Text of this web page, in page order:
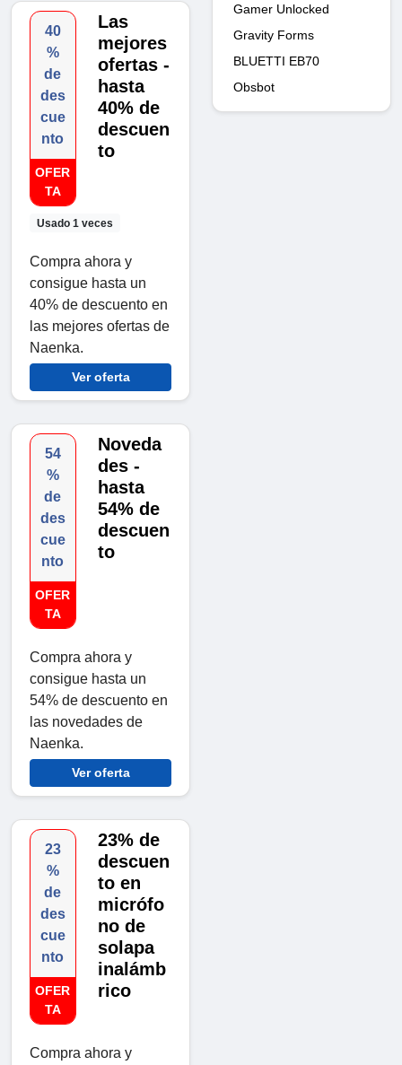
40
%
de
des
cue
nto
OFER
TA
Usado 1 veces
Las
mejores
ofertas -
hasta
40% de
descuen
to
Compra ahora y
consigue hasta un
40% de descuento en
las mejores ofertas de
Naenka.
Ver oferta
54
%
de
des
cue
nto
OFER
TA
Noveda
des -
hasta
54% de
descuen
to
Compra ahora y
consigue hasta un
54% de descuento en
las novedades de
Naenka.
Ver oferta
23
%
de
des
cue
nto
OFER
TA
23% de
descuen
to en
micrófo
no de
solapa
inalámb
rico
Compra ahora y
Gamer Unlocked
Gravity Forms
BLUETTI EB70
Obsbot